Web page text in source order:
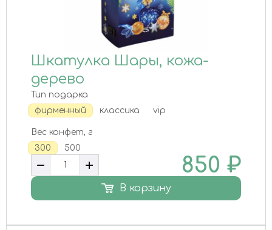
Шкатулка Шары, кожа-
дерево
Тип подарка
фирменный
классика vip
Вес конфет, г
300
500
850 ₽
В корзину